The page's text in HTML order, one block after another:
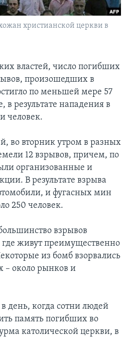
христианской церкви в
властей, число погибших
произошедших в
по меньшей мере 57
в результате нападения в
человек.
во вторник утром в разных
12 взрывов, причем, по
организованные и
В результате взрыва
и фугасных мин
250 человек.
взрывов
живут преимущественно
из бомб взорвались
– около рынков и
день, когда сотни людей
память погибших во
католической церкви, в